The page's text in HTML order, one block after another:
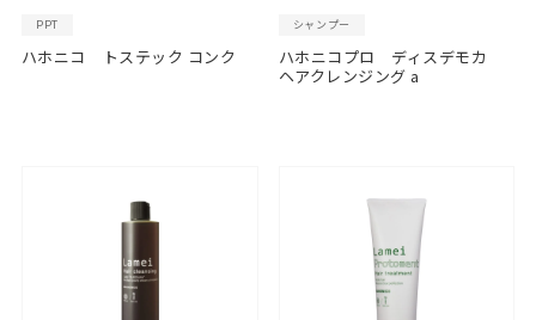
PPT
ハホニコ トステック コンク
シャンプー
ハホニコプロ ディスデモカ
ヘアクレンジング a